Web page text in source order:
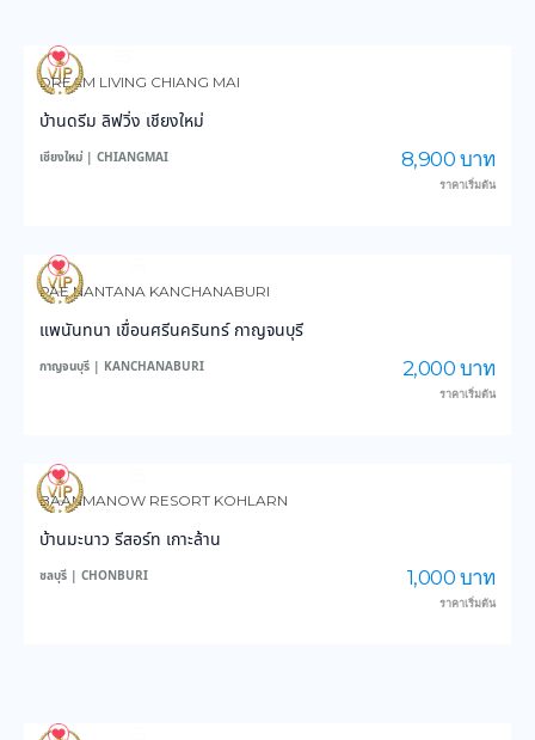
991
DREAM LIVING CHIANG MAI
บ้านดรีม ลิฟวิ่ง เชียงใหม่
เชียงใหม่ | CHIANGMAI 8,900 บาท
ราคาเริ่มต้น
3,891
PAE NANTANA KANCHANABURI
แพนันทนา เขื่อนศรีนครินทร์ กาญจนบุรี
กาญจนบุรี | KANCHANABURI 2,000 บาท
ราคาเริ่มต้น
4,089
BAANMANOW RESORT KOHLARN
บ้านมะนาว รีสอร์ท เกาะล้าน
ชลบุรี | CHONBURI 1,000 บาท
ราคาเริ่มต้น